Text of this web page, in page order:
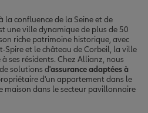
la confluence de la Seine et de
une ville dynamique de plus de 50
riche patrimoine historique, avec
et le château de Corbeil, la ville
ses résidents. Chez Allianz, nous
solutions d'assurance adaptées à
d'un appartement dans le
maison dans le secteur pavillonnaire